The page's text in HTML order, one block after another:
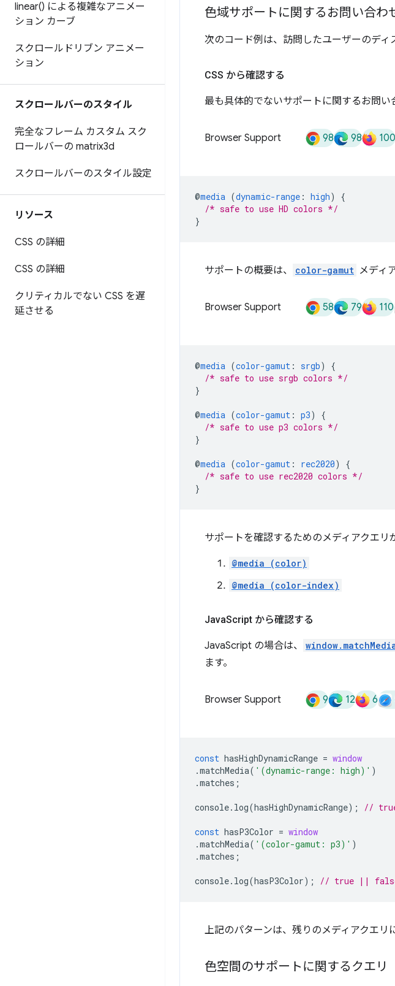
linear() による複雑なアニメー
ション カーブ
スクロールドリブン アニメー
ション
スクロールバーのスタイル
完全なフレーム カスタム スク
ロールバーの matrix3d
スクロールバーのスタイル設定
リソース
CSS の詳細
CSS の詳細
クリティカルでない CSS を遅
延させる
色域サポートに関するお問い合わ
次のコード例は、訪問したユーザーのディ
CSS から確認する
最も具体的でないサポートに関するお問い
Browser Support 98 98 100
@media (dynamic-range : high)
{
/* safe to use HD colors */
}
サポートの概要は、 color-gamut メディ
Browser Support 58 79 110
@media (color-gamut : srgb)
{
/* safe to use srgb colors */
}
@media (color-gamut : p3)
{
/* safe to use p3 colors */
}
@media (color-gamut : rec2020)
{
/* safe to use rec2020 colors */
}
サポートを確認するためのメディアクエリ
@media (color)
@media (color-index)
JavaScript から確認する
JavaScript の場合は、
ます。
Browser Support 9 12 6
const hasHighDynamicRange = window
.matchMedia( '(dynamic-range: high)' )
.matches ;
console. log(hasHighDynamicRange); //
const hasP3Color = window
.matchMedia( '(color-gamut: p3)' )
.matches ;
console. log(hasP3Color); // true ||
上記のパターンは、残りのメディアクエリ
色空間のサポートに関するクエリ